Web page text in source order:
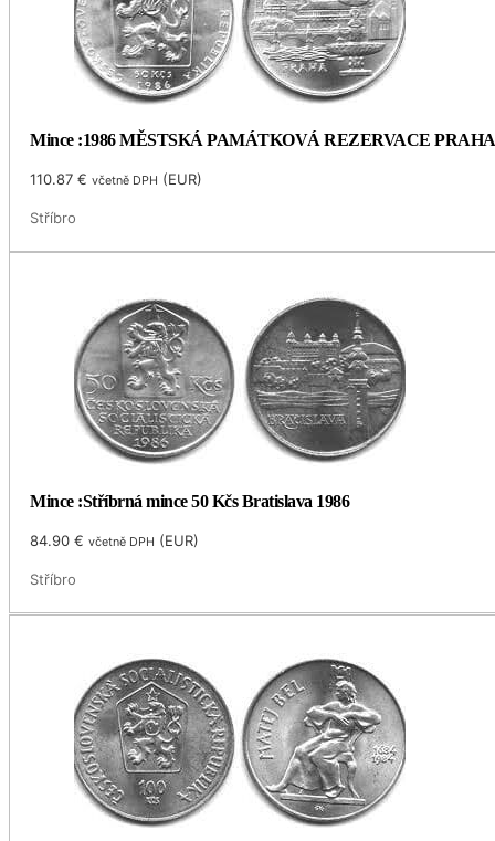
Mince :1986 MĚSTSKÁ PAMÁTKOVÁ REZERVACE PRAHA
110.87€ včetně DPH (EUR)
Stříbro
Mince :Stříbrná mince 50 Kčs Bratislava 1986
84.90€ včetně DPH (EUR)
Stříbro